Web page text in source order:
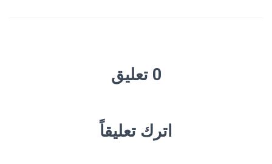
0 تعليق
اترك تعليقاً